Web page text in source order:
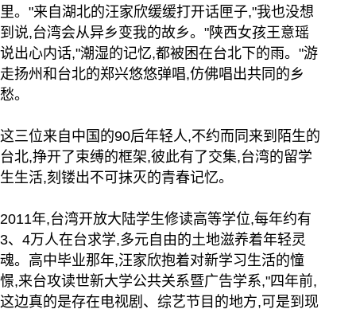
里。"来自湖北的汪家欣缓缓打开话匣子,"我也没想
到说,台湾会从异乡变我的故乡。"陕西女孩王意瑶
说出心内话,"潮湿的记忆,都被困在台北下的雨。"游
走扬州和台北的郑兴悠悠弹唱,仿佛唱出共同的乡
愁。
这三位来自中国的90后年轻人,不约而同来到陌生的
台北,挣开了束缚的框架,彼此有了交集,台湾的留学
生生活,刻镂出不可抹灭的青春记忆。
2011年,台湾开放大陆学生修读高等学位,每年约有
3、4万人在台求学,多元自由的土地滋养着年轻灵
魂。高中毕业那年,汪家欣抱着对新学习生活的憧
憬,来台攻读世新大学公共关系暨广告学系,"四年前,
这边真的是存在电视剧、综艺节目的地方,可是到现